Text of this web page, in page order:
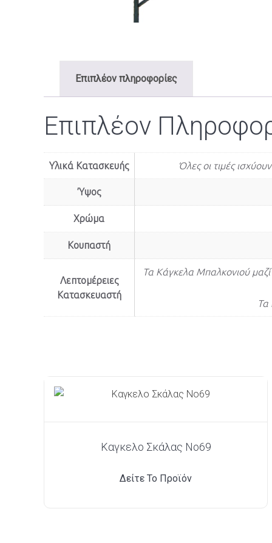
Επιπλέον πληροφορίες
Επιπλέον
Υλικά Κατασκευής Όλες οι τιμές
Ύψος
Χρώμα
Κουπαστή
Λεπτομέρειες
Κατασκευαστή
Τα Κάγκελα Μπαλκονιού
Τα
Καγκελο Σκάλας Νο69
Δείτε Το Προϊόν